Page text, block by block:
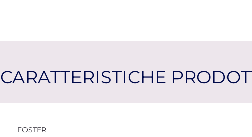
CARATTERISTICHE
FOSTER